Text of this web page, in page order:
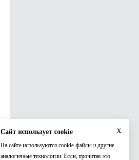
x
Сайт использует cookie
На сайте используются cookie-файлы и другие
аналогичные технологии. Если, прочитав это